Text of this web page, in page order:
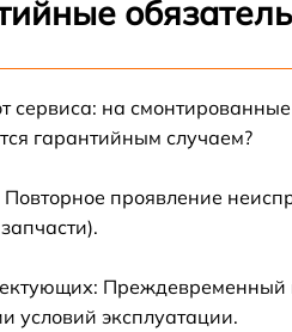
сервиса: на
гарантийным случаем?
проявление
Преждевременный
условий эксплуатации.